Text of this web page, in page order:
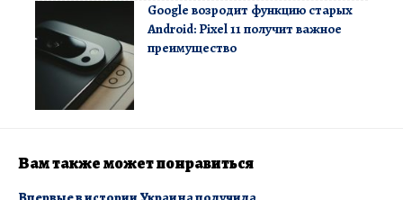
Google возродит функцию старых
Android: Pixel 11 получит важное
преимущество
Вам также может понравиться